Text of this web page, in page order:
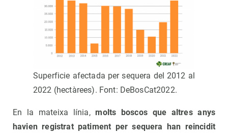
Superficie afectada per sequera del 2012 al
2022 (hectàrees). Font: DeBosCat2022.
En la mateixa línia,molts boscos que altres anys
havien registrat patiment per sequera han reincidit